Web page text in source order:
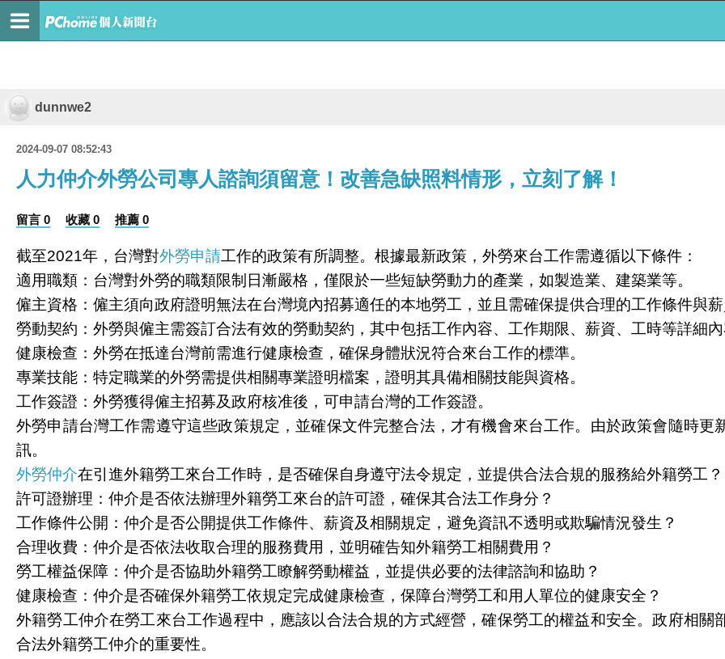
dunnwe2
2024-09-07 08:52:43
人力仲介外勞公司專人諮詢須留意！改善急缺照料情形，立刻了解！
留言 0 收藏 0 推薦 0
截至2021年，台灣對外勞申請工作的政策有所調整。根據最新政策，外勞來台工作需遵循以下條件：
適用職類：台灣對外勞的職類限制日漸嚴格，僅限於一些短缺勞動力的產業，如製造業、建築業等。
僱主資格：僱主須向政府證明無法在台灣境內招募適任的本地勞工，並且需確保提供合理的工作條件與薪
勞動契約：外勞與僱主需簽訂合法有效的勞動契約，其中包括工作內容、工作期限、薪資、工時等詳細內
健康檢查：外勞在抵達台灣前需進行健康檢查，確保身體狀況符合來台工作的標準。
專業技能：特定職業的外勞需提供相關專業證明檔案，證明其具備相關技能與資格。
工作簽證：外勞獲得僱主招募及政府核准後，可申請台灣的工作簽證。
外勞申請台灣工作需遵守這些政策規定，並確保文件完整合法，才有機會來台工作。由於政策會隨時
訊。
外勞仲介在引進外籍勞工來台工作時，是否確保自身遵守法令規定，並提供合法合規的服務給外籍勞工？
許可證辦理：仲介是否依法辦理外籍勞工來台的許可證，確保其合法工作身分？
工作條件公開：仲介是否公開提供工作條件、薪資及相關規定，避免資訊不透明或欺騙情況發生？
合理收費：仲介是否依法收取合理的服務費用，並明確告知外籍勞工相關費用？
勞工權益保障：仲介是否協助外籍勞工瞭解勞動權益，並提供必要的法律諮詢和協助？
健康檢查：仲介是否確保外籍勞工依規定完成健康檢查，保障台灣勞工和用人單位的健康安全？
外籍勞工仲介在勞工來台工作過程中，應該以合法合規的方式經營，確保勞工的權益和安全。政府相
合法外籍勞工仲介的重要性。